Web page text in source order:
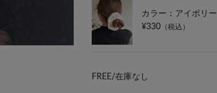
カラー：アイボリー
¥330 （税込）
FREE/在庫なし